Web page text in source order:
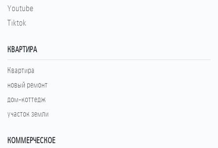
Youtube
Tiktok
КВАРТИРА
Квартира
новый ремонт
дом-коттедж
участок земли
КОММЕРЧЕСКОЕ